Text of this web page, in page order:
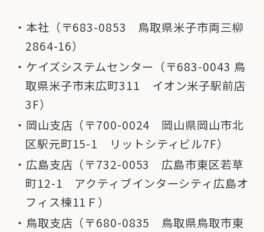
本社（〒683-0853 鳥取県米子市両三柳
2864-16）
ケイズシステムセンター（〒683-0043 鳥
取県米子市末広町311 イオン米子駅前店
3F）
岡山支店（〒700-0024 岡山県岡山市北
区駅元町15-1
リットシティビル7F）
広島支店（〒732-0053 広島市東区若草
町12-1 アクティブインターシティ広島オ
フィス棟11Ｆ）
鳥取支店（〒680-0835 鳥取県鳥取市東